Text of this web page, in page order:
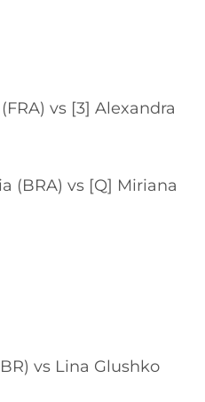
vs [3] Alexandra
(BRA) vs [Q] Miriana
vs Lina Glushko